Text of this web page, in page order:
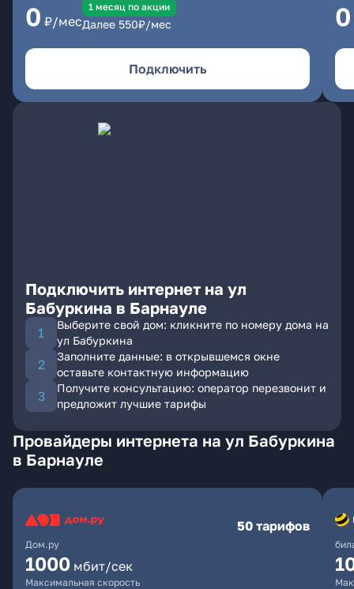
0 ₽/мес
1 месяц по акции
Далее 550₽/мес
Подключить
0
Подключить интернет на ул
Бабуркина в Барнауле
Выберите свой дом: кликните по номеру дома на
ул Бабуркина
Заполните данные: в открывшемся окне
оставьте контактную информацию
Получите консультацию: оператор перезвонит и
предложит лучшие тарифы
Провайдеры интернета на ул Бабуркина
в Барнауле
Дом.ру
50 тарифов
1000 мбит/сек
Максимальная скорость